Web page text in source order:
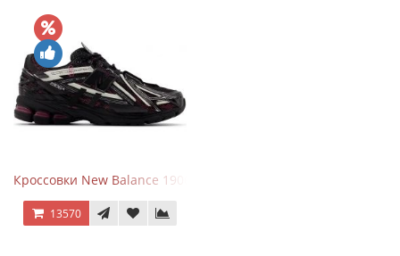
Кроссовки New Balance 1906A Dragon Berry
13570